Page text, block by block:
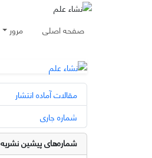
صفحه اصلی مرور
مقالات آماده انتشار
شماره جاری
شماره‌های پیشین نشریه